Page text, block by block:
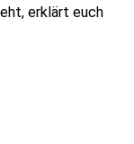
erklärt euch